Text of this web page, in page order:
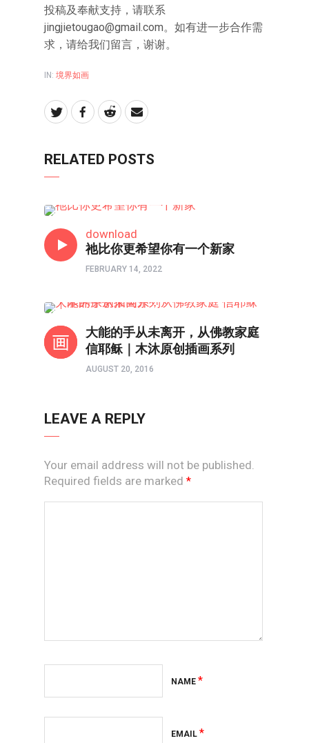
投稿及奉献支持，请联系
jingjietougao@gmail.com。如有进一步合作需
求，请给我们留言，谢谢。
IN: 境界如画
RELATED POSTS
download
祂比你更希望你有一个新家
FEBRUARY 14, 2022
大能的手从未离开，从佛教家庭
信耶稣｜木沐原创插画系列
AUGUST 20, 2016
LEAVE A REPLY
Your email address will not be published.
Required fields are marked *
NAME *
EMAIL *